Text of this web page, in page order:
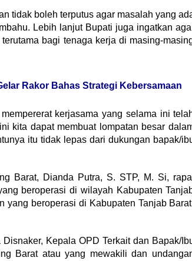
tidak boleh terputus agar masalah yang
Lebih lanjut Bupati juga ingatkan
bagi tenaga kerja di masing-
Rakor Bahas Strategi Kebersamaan
kerjasama yang selama ini
kita dapat membuat lompatan besar
itu tidak lepas dari dukungan bapak/
Barat, Dianda Putra, S. STP, M. Si,
beroperasi di wilayah Kabupaten
yang beroperasi di Kabupaten Tanjab
Kepala OPD Terkait dan Bapak/
Barat atau yang mewakili dan